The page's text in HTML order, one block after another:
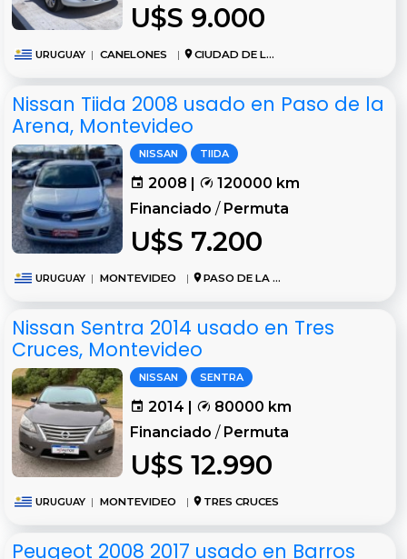
U$S 9.000
URUGUAY | CANELONES | CIUDAD DE LA COSTA
Nissan Tiida 2008 usado en Paso de la
Arena, Montevideo
NISSAN TIIDA
2008 |
120000 km
Financiado / Permuta
U$S 7.200
URUGUAY | MONTEVIDEO | PASO DE LA ARENA
Nissan Sentra 2014 usado en Tres
Cruces, Montevideo
NISSAN SENTRA
2014 |
80000 km
Financiado / Permuta
U$S 12.990
URUGUAY | MONTEVIDEO | TRES CRUCES
Peugeot 2008 2017 usado en Barros